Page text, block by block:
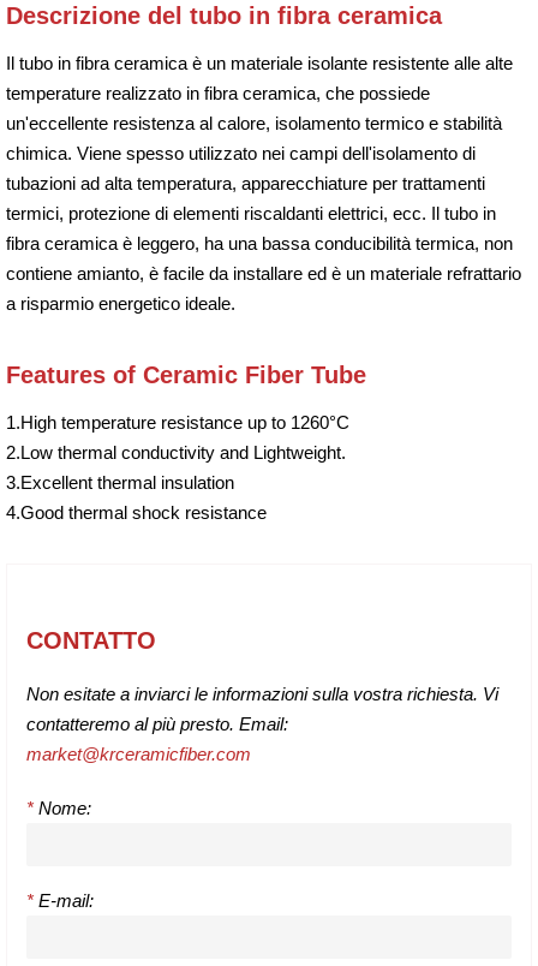
Descrizione del tubo in fibra ceramica
Il tubo in fibra ceramica è un materiale isolante resistente alle alte
temperature realizzato in fibra ceramica, che possiede
un'eccellente resistenza al calore, isolamento termico e stabilità
chimica. Viene spesso utilizzato nei campi dell'isolamento di
tubazioni ad alta temperatura, apparecchiature per trattamenti
termici, protezione di elementi riscaldanti elettrici, ecc. Il tubo in
fibra ceramica è leggero, ha una bassa conducibilità termica, non
contiene amianto, è facile da installare ed è un materiale refrattario
a risparmio energetico ideale.
Features of Ceramic Fiber Tube
1.High temperature resistance up to 1260°C
2.Low thermal conductivity and Lightweight.
3.Excellent thermal insulation
4.Good thermal shock resistance
CONTATTO
Non esitate a inviarci le informazioni sulla vostra richiesta. Vi
contatteremo al più presto. Email:
market@krceramicfiber.com
* Nome:
* E-mail: